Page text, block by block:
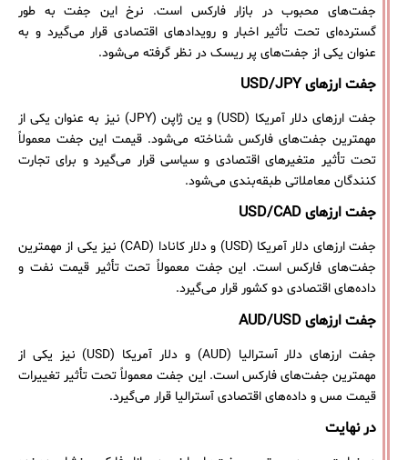
جفت‌های محبوب در بازار فارکس است. نرخ این جفت به طور
گسترده‌ای تحت تأثیر اخبار و رویدادهای اقتصادی قرار می‌گیرد و به
عنوان یکی از جفت‌های پر ریسک در نظر گرفته می‌شود.
جفت ارزهای USD/JPY
جفت ارزهای دلار آمریکا (USD) و ین ژاپن (JPY) نیز به عنوان یکی از
مهمترین جفت‌های فارکس شناخته می‌شود. قیمت این جفت معمولاً
تحت تأثیر متغیرهای اقتصادی و سیاسی قرار می‌گیرد و برای تجارت
کنندگان معاملاتی طبقه‌بندی می‌شود.
جفت ارزهای USD/CAD
جفت ارزهای دلار آمریکا (USD) و دلار کانادا (CAD) نیز یکی از مهمترین
جفت‌های فارکس است. این جفت معمولاً تحت تأثیر قیمت نفت و
داده‌های اقتصادی دو کشور قرار می‌گیرد.
جفت ارزهای AUD/USD
جفت ارزهای دلار آسترالیا (AUD) و دلار آمریکا (USD) نیز یکی از
مهمترین جفت‌های فارکس است. این جفت معمولاً تحت تأثیر تغییرات
قیمت مس و داده‌های اقتصادی آسترالیا قرار می‌گیرد.
در نهایت